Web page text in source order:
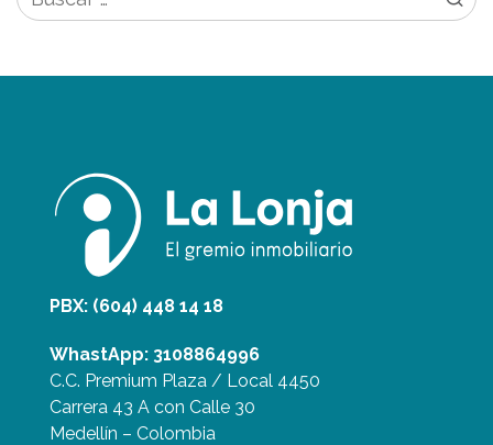
PBX: (604) 448 14 18
WhastApp: 3108864996
C.C. Premium Plaza / Local 4450
Carrera 43 A con Calle 30
Medellín – Colombia